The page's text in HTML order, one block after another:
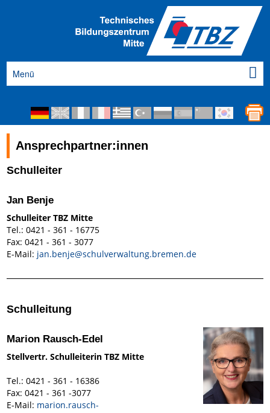
Menü
Ansprechpartner:innen
Schulleiter
Jan Benje
Schulleiter TBZ Mitte
Tel.: 0421 - 361 - 16775
Fax: 0421 - 361 - 3077
E-Mail: jan.benje@schulverwaltung.bremen.de
Schulleitung
Marion Rausch-Edel
Stellvertr. Schulleiterin TBZ Mitte
Tel.: 0421 - 361 - 16386
Fax: 0421 - 361 -3077
E-Mail: marion.rausch-